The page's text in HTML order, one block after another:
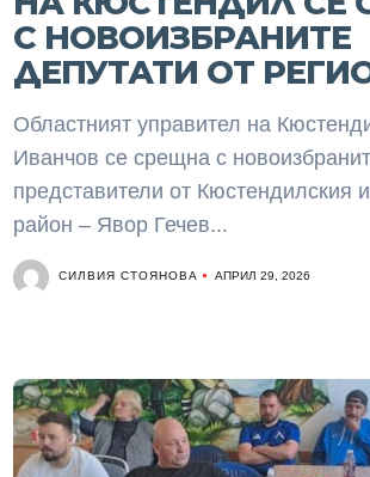
С НОВОИЗБРАНИТЕ
ДЕПУТАТИ ОТ
Областният управител на
Иванчов се срещна с
представители от Кюстендилския
район – Явор Гечев...
СИЛВИЯ СТОЯНОВА АПРИЛ 29, 2026